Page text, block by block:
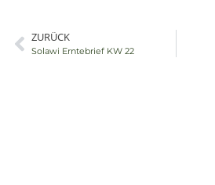
ZURÜCK
Solawi Erntebrief KW 22
Externer Link